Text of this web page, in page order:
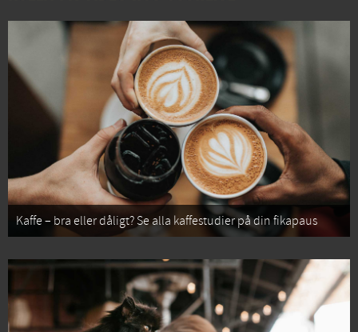
Kaffe – bra eller dåligt? Se alla kaffestudier på din fikapaus